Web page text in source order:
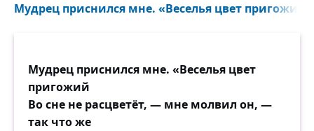
Мудрец приснился мне. «Веселья цвет
Мудрец приснился мне. «Веселья цвет
пригожий
Во сне не расцветёт, — мне молвил он, —
так что же